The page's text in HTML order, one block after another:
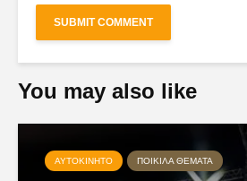
You may also like
ΑΥΤΟΚΊΝΗΤΟ ΠΟΙΚΊΛΑ ΘΈΜΑΤΑ